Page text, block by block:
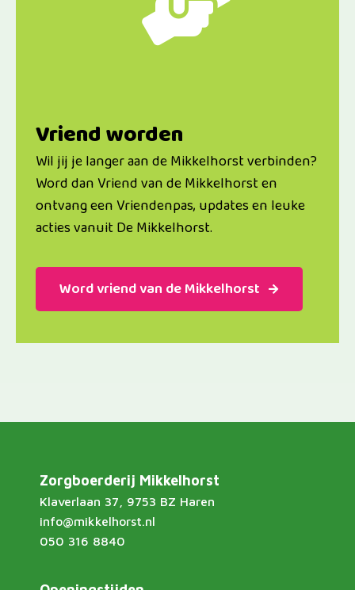
Vriend worden
Wil jij je langer aan de Mikkelhorst verbinden?
Word dan Vriend van de Mikkelhorst en
ontvang een Vriendenpas, updates en leuke
acties vanuit De Mikkelhorst.
Word vriend van de Mikkelhorst
Zorgboerderij Mikkelhorst
Klaverlaan 37, 9753 BZ Haren
info@mikkelhorst.nl
050 316 8840